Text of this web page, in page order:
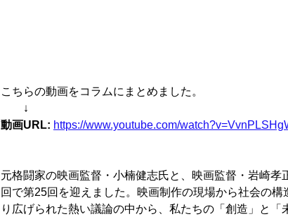
こちらの動画をコラムにまとめました。
↓
動画URL: https://www.youtube.com/
元格闘家の映画監督・小楠健志氏と、映画監督・岩崎孝
回で第25回を迎えました。映画制作の現場から社会の
り広げられた熱い議論の中から、私たちの「創造」と「